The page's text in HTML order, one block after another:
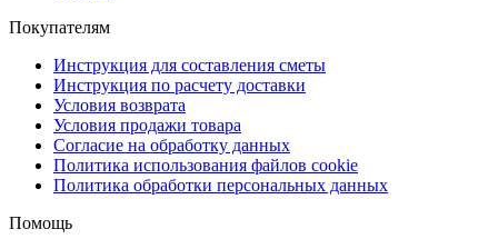
Покупателям
Инструкция для составления сметы
Инструкция по расчету доставки
Условия возврата
Условия продажи товара
Согласие на обработку данных
Политика использования файлов cookie
Политика обработки персональных данных
Помощь